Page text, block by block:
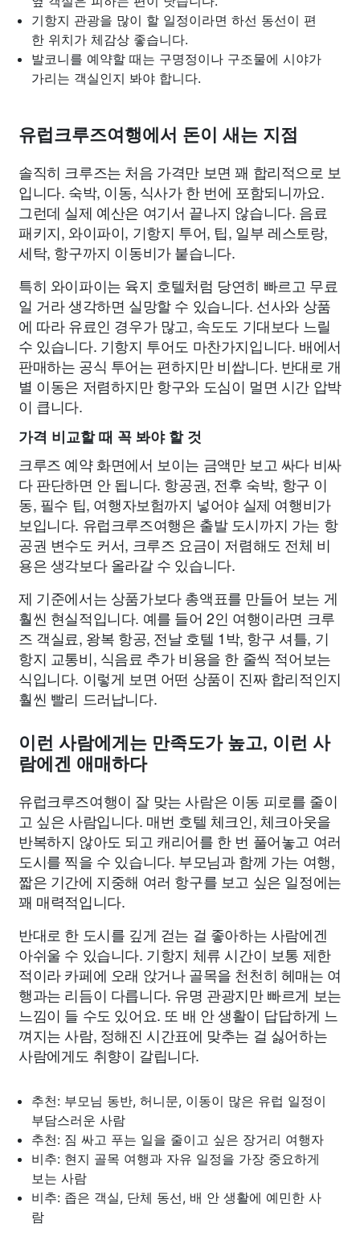
기항지 관광을 많이 할 일정이라면 하선 동선이 편
한 위치가 체감상 좋습니다.
발코니를 예약할 때는 구명정이나 구조물에 시야가
가리는 객실인지 봐야 합니다.
유럽크루즈여행에서 돈이 새는 지점
솔직히 크루즈는 처음 가격만 보면 꽤 합리적으로 보
입니다. 숙박, 이동, 식사가 한 번에 포함되니까요.
그런데 실제 예산은 여기서 끝나지 않습니다. 음료
패키지, 와이파이, 기항지 투어, 팁, 일부 레스토랑,
세탁, 항구까지 이동비가 붙습니다.
특히 와이파이는 육지 호텔처럼 당연히 빠르고 무료
일 거라 생각하면 실망할 수 있습니다. 선사와 상품
에 따라 유료인 경우가 많고, 속도도 기대보다 느릴
수 있습니다. 기항지 투어도 마찬가지입니다. 배에서
판매하는 공식 투어는 편하지만 비쌉니다. 반대로 개
별 이동은 저렴하지만 항구와 도심이 멀면 시간 압박
이 큽니다.
가격 비교할 때 꼭 봐야 할 것
크루즈 예약 화면에서 보이는 금액만 보고 싸다 비싸
다 판단하면 안 됩니다. 항공권, 전후 숙박, 항구 이
동, 필수 팁, 여행자보험까지 넣어야 실제 여행비가
보입니다. 유럽크루즈여행은 출발 도시까지 가는 항
공권 변수도 커서, 크루즈 요금이 저렴해도 전체 비
용은 생각보다 올라갈 수 있습니다.
제 기준에서는 상품가보다 총액표를 만들어 보는 게
훨씬 현실적입니다. 예를 들어 2인 여행이라면 크루
즈 객실료, 왕복 항공, 전날 호텔 1박, 항구 셔틀, 기
항지 교통비, 식음료 추가 비용을 한 줄씩 적어보는
식입니다. 이렇게 보면 어떤 상품이 진짜 합리적인지
훨씬 빨리 드러납니다.
이런 사람에게는 만족도가 높고, 이런 사
람에겐 애매하다
유럽크루즈여행이 잘 맞는 사람은 이동 피로를 줄이
고 싶은 사람입니다. 매번 호텔 체크인, 체크아웃을
반복하지 않아도 되고 캐리어를 한 번 풀어놓고 여러
도시를 찍을 수 있습니다. 부모님과 함께 가는 여행,
짧은 기간에 지중해 여러 항구를 보고 싶은 일정에는
꽤 매력적입니다.
반대로 한 도시를 깊게 걷는 걸 좋아하는 사람에겐
아쉬울 수 있습니다. 기항지 체류 시간이 보통 제한
적이라 카페에 오래 앉거나 골목을 천천히 헤매는 여
행과는 리듬이 다릅니다. 유명 관광지만 빠르게 보는
느낌이 들 수도 있어요. 또 배 안 생활이 답답하게 느
껴지는 사람, 정해진 시간표에 맞추는 걸 싫어하는
사람에게도 취향이 갈립니다.
추천: 부모님 동반, 허니문, 이동이 많은 유럽 일정이
부담스러운 사람
추천: 짐 싸고 푸는 일을 줄이고 싶은 장거리 여행자
비추: 현지 골목 여행과 자유 일정을 가장 중요하게
보는 사람
비추: 좁은 객실, 단체 동선, 배 안 생활에 예민한 사
람